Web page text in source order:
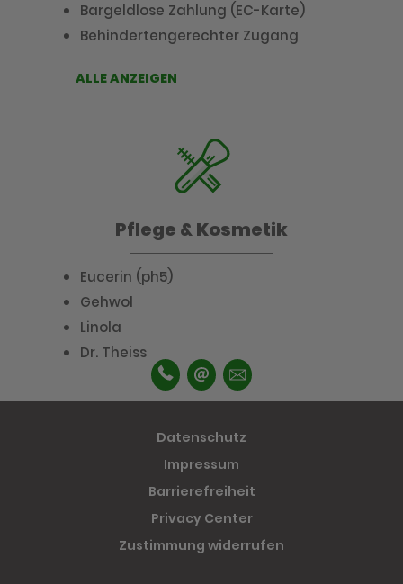
Bargeldlose Zahlung (EC-Karte)
Behindertengerechter Zugang
ALLE ANZEIGEN
Pflege & Kosmetik
Eucerin (ph5)
Gehwol
Linola
Dr. Theiss
Datenschutz
Impressum
Barrierefreiheit
Privacy Center
Zustimmung widerrufen